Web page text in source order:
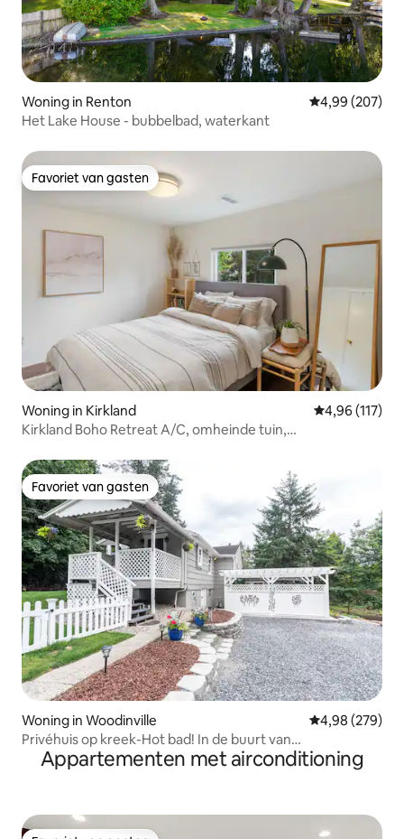
Woning in Renton Gemiddelde
4,99 (207)
Het Lake House - bubbelbad, waterkant
Favoriet van gasten
Favoriet van gasten
Woning in Kirkland Gemiddelde
4,96 (117)
Kirkland Boho Retreat A/C, omheinde tuin,
Favoriet van gasten
Favoriet van gasten
Woning in Woodinville Gemiddelde
4,98 (279)
Privéhuis op kreek-Hot bad! In de buurt van
wijnmakerijen!
Appartementen met airconditioning